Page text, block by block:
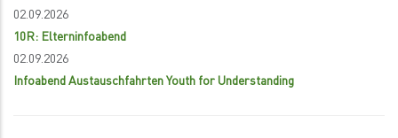
02.09.2026
10R: Elterninfoabend
02.09.2026
Infoabend Austauschfahrten Youth for Understanding